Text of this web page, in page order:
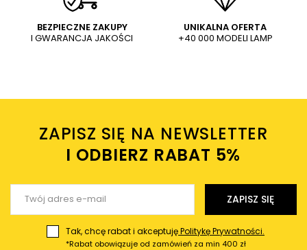
Dodaj własne zdjęcie produktu:
Twoje imię
Twój email
BEZPIECZNE ZAKUPY
I GWARANCJA JAKOŚCI
UNIKALNA OFERTA
+40 000 MODELI LAMP
ZAPISZ SIĘ NA NEWSLETTER
I ODBIERZ RABAT 5%ㅤ
ZAPISZ SIĘ
Tak, chcę rabat i akceptujęPolitykę Prywatności.
*Rabat obowiązuje od zamówień za min 400 zł